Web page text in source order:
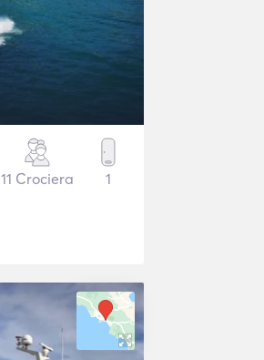
11 Crociera 1